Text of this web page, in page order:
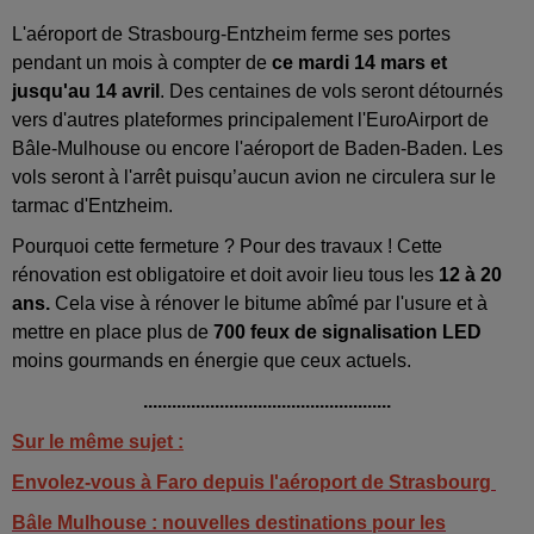
L'aéroport de Strasbourg-Entzheim ferme ses portes
pendant un mois à compter de ce mardi 14 mars et
jusqu'au 14 avril . Des centaines de vols seront détournés
vers d'autres plateformes principalement l'EuroAirport de
Bâle-Mulhouse ou encore l'aéroport de Baden-Baden. Les
vols seront à l'arrêt puisqu’aucun avion ne circulera sur le
tarmac d'Entzheim.
Pourquoi cette fermeture ? Pour des travaux ! Cette
rénovation est obligatoire et doit avoir lieu tous les 12 à 20
ans. Cela vise à rénover le bitume abîmé par l'usure et à
mettre en place plus de 700 feux de signalisation LED
moins gourmands en énergie que ceux actuels.
....................................................
Sur le même sujet :
Envolez-vous à Faro depuis l'aéroport de Strasbourg
Bâle Mulhouse : nouvelles destinations pour les